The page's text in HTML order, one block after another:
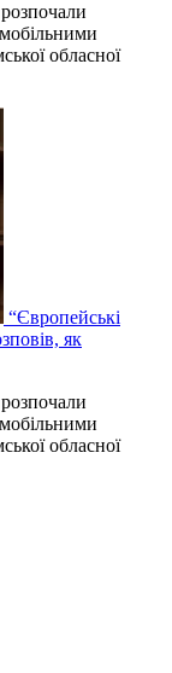
обласної
“Європейські
як
обласної